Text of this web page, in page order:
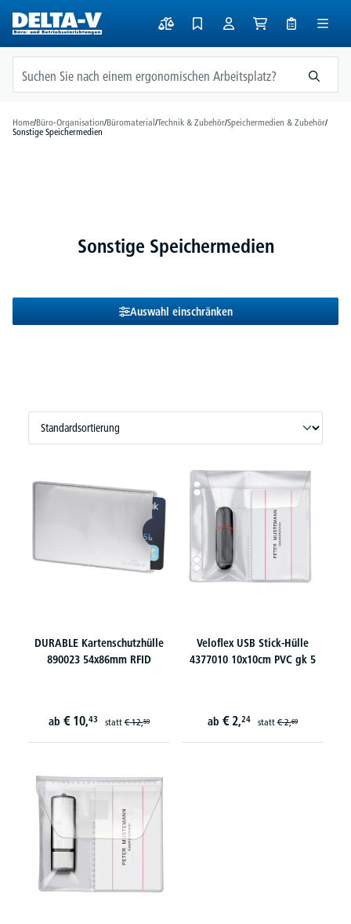
springen
Home/Büro-Organisation/Büromaterial/Technik & Zubehör/Speichermedien & Zubehör/
Sonstige Speichermedien
Sonstige Speichermedien
Auswahl einschränken
DURABLE Kartenschutzhülle
890023 54x86mm RFID
ab € 10,43 statt€ 12,59
Veloflex USB Stick-Hülle
4377010 10x10cm PVC gk 5
ab € 2,24 statt€ 2,69